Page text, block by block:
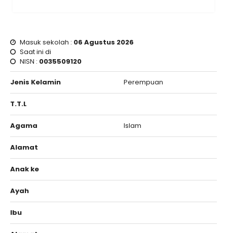
Masuk sekolah : 06 Agustus 2026
Saat ini di
NISN : 0035509120
Jenis Kelamin Perempuan
T.T.L
Agama Islam
Alamat
Anak ke
Ayah
Ibu